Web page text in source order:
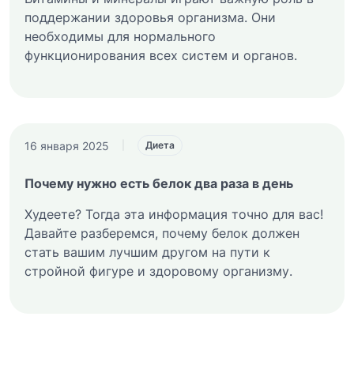
поддержании здоровья организма. Они
необходимы для нормального
функционирования всех систем и органов.
16 января 2025 Диета
Почему нужно есть белок два раза в день
Худеете? Тогда эта информация точно для вас!
Давайте разберемся, почему белок должен
стать вашим лучшим другом на пути к
стройной фигуре и здоровому организму.